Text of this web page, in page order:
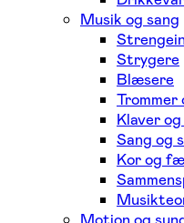
Musik og sang
Strygere
Blæsere
Trommer
Klaver
Sang og
Kor og